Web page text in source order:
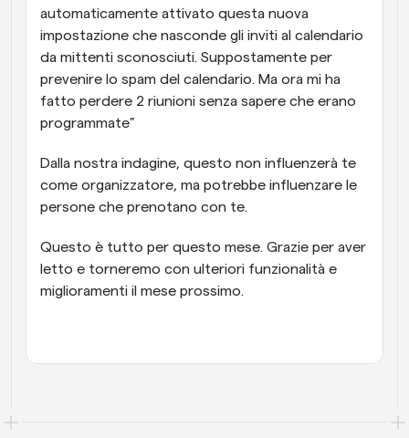
automaticamente attivato questa nuova
impostazione che nasconde gli inviti al calendario
da mittenti sconosciuti. Suppostamente per
prevenire lo spam del calendario. Ma ora mi ha
fatto perdere 2 riunioni senza sapere che erano
programmate”
Dalla nostra indagine, questo non influenzerà te
come organizzatore, ma potrebbe influenzare le
persone che prenotano con te.
Questo è tutto per questo mese. Grazie per aver
letto e torneremo con ulteriori funzionalità e
miglioramenti il mese prossimo.